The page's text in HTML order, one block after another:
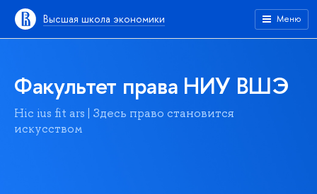
Высшая школа экономики Меню
Факультет права НИУ ВШЭ
Hic ius fit ars | Здесь право становится
искусством